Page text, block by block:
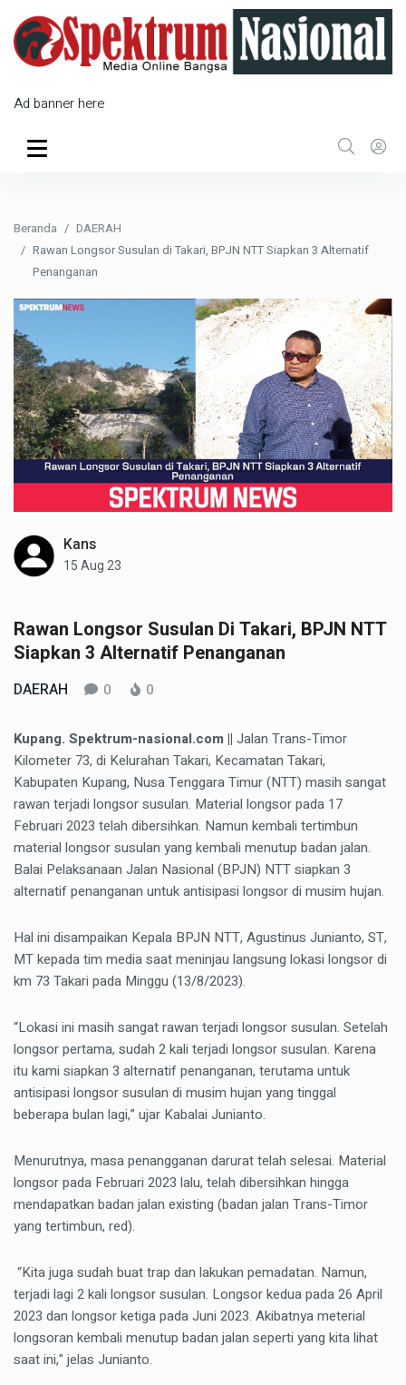
Ad banner here
Beranda
DAERAH
Rawan Longsor Susulan di Takari, BPJN NTT Siapkan 3 Alternatif
Penanganan
Kans
15 Aug 23
Rawan Longsor Susulan Di Takari, BPJN NTT
Siapkan 3 Alternatif Penanganan
DAERAH 0 0
Kupang. Spektrum-nasional.com || Jalan Trans-Timor
Kilometer 73, di Kelurahan Takari, Kecamatan Takari,
Kabupaten Kupang, Nusa Tenggara Timur (NTT) masih sangat
rawan terjadi longsor susulan. Material longsor pada 17
Februari 2023 telah dibersihkan. Namun kembali tertimbun
material longsor susulan yang kembali menutup badan jalan.
Balai Pelaksanaan Jalan Nasional (BPJN) NTT siapkan 3
alternatif penanganan untuk antisipasi longsor di musim hujan.
Hal ini disampaikan Kepala BPJN NTT, Agustinus Junianto, ST,
MT kepada tim media saat meninjau langsung lokasi longsor di
km 73 Takari pada Minggu (13/8/2023).
“Lokasi ini masih sangat rawan terjadi longsor susulan. Setelah
longsor pertama, sudah 2 kali terjadi longsor susulan. Karena
itu kami siapkan 3 alternatif penanganan, terutama untuk
antisipasi longsor susulan di musim hujan yang tinggal
beberapa bulan lagi,” ujar Kabalai Junianto.
Menurutnya, masa penangganan darurat telah selesai. Material
longsor pada Februari 2023 lalu, telah dibersihkan hingga
mendapatkan badan jalan existing (badan jalan Trans-Timor
yang tertimbun, red).
“Kita juga sudah buat trap dan lakukan pemadatan. Namun,
terjadi lagi 2 kali longsor susulan. Longsor kedua pada 26 April
2023 dan longsor ketiga pada Juni 2023. Akibatnya meterial
longsoran kembali menutup badan jalan seperti yang kita lihat
saat ini," jelas Junianto.